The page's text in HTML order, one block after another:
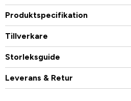
Produktspecifikation
Tillverkare
Storleksguide
Leverans & Retur